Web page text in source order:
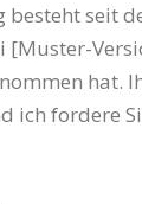
besteht seit
hat.
ich fordere